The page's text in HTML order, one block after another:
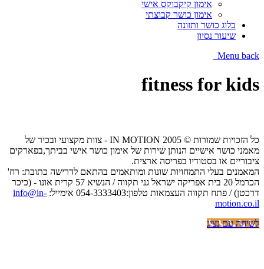
אימון קיקבוקס אישי
אימון כושר קבוצתי
בלוג כושר ותזונה
שיעור נסיון
Menu back
fitness for kids
כל הזכויות שמורות © IN MOTION 2005 - צוות מקצועי ובכיר של
מאמני כושר אישיים הנותן שירות של אימון כושר אישי בביתך,בפארקים
ציבוריים או בסטודיו בפריסה ארצית.
המאמנים בעלי התמחויות שונות ומותאמים בהתאם לדרישה כתובת: רח'
הכרמל 20 בית אפריקה ישראל גני תקווה / הנשיא 57 קרית אונו - (כיכר
דרכטן) / פתח תקווה העצמאות טלפון:054-3333403 אימייל:
info@in-
motion.co.il
לשיחה עם נציג